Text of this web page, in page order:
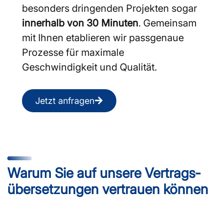
besonders dringenden Projekten sogar
innerhalb von 30 Minuten. Gemeinsam
mit Ihnen etablieren wir passgenaue
Prozesse für maximale
Geschwindigkeit und Qualität.
Jetzt anfragen
Warum Sie auf unsere Vertrags­
übersetzungen vertrauen können